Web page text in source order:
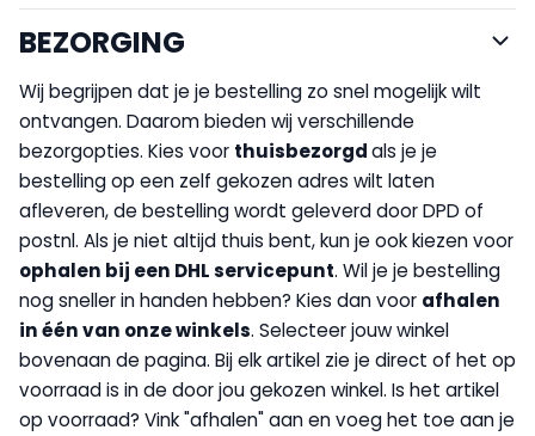
BEZORGING
Wij begrijpen dat je je bestelling zo snel mogelijk wilt
ontvangen. Daarom bieden wij verschillende
bezorgopties. Kies voor thuisbezorgdals je je
bestelling op een zelf gekozen adres wilt laten
afleveren, de bestelling wordt geleverd door DPD of
postnl. Als je niet altijd thuis bent, kun je ook kiezen voor
ophalen bij een DHL servicepunt. Wil je je bestelling
nog sneller in handen hebben? Kies dan voor afhalen
in één van onze winkels. Selecteer jouw winkel
bovenaan de pagina. Bij elk artikel zie je direct of het op
voorraad is in de door jou gekozen winkel. Is het artikel
op voorraad? Vink "afhalen" aan en voeg het toe aan je